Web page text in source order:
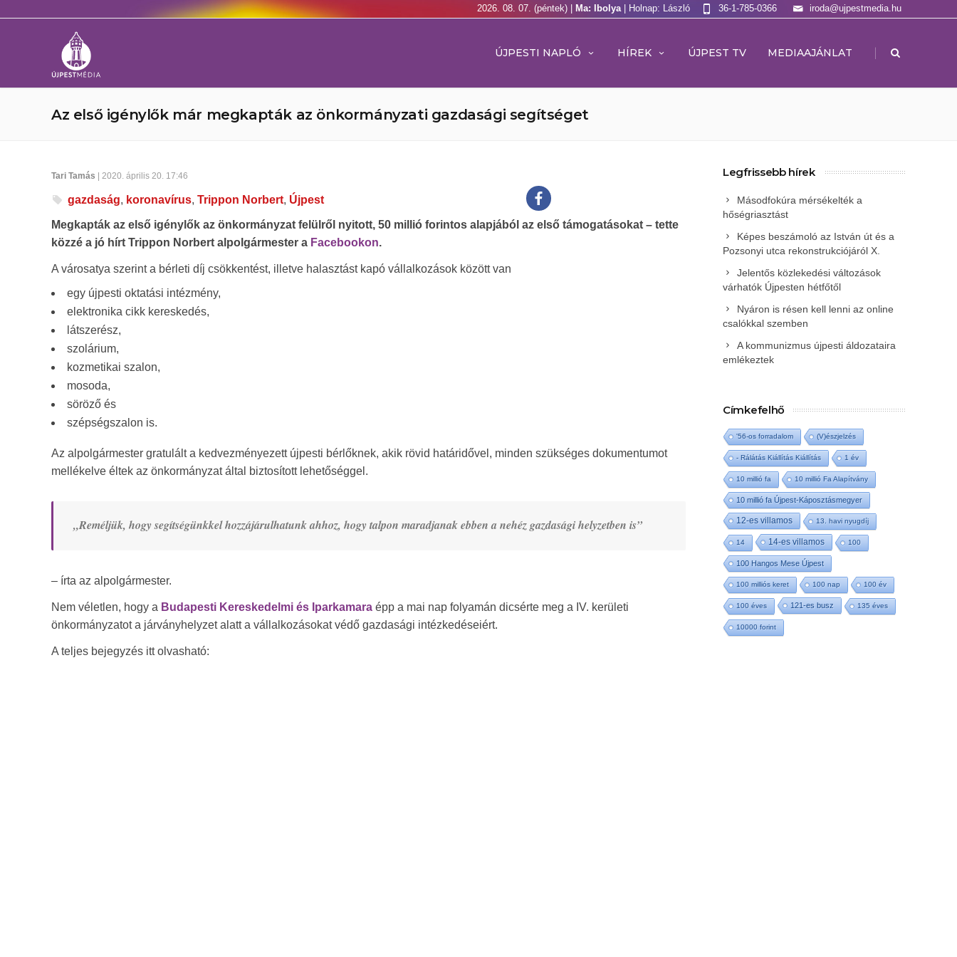
2026. 08. 07. (péntek) | Ma: Ibolya | Holnap: László iroda@ujpestmedia.hu
36-1-785-0366
ÚJPESTI NAPLÓ HÍREK ÚJPEST TV MEDIAAJÁNLAT |
Az első igénylők már megkapták az önkormányzati gazdasági segítséget
Tari Tamás | 2020. április 20. 17:46
gazdaság, koronavírus, Trippon Norbert, Újpest
Megkapták az első igénylők az önkormányzat felülről nyitott, 50 millió forintos alapjából az első támogatásokat – tette
közzé a jó hírt Trippon Norbert alpolgármester a Facebookon.
A városatya szerint a bérleti díj csökkentést, illetve halasztást kapó vállalkozások között van
egy újpesti oktatási intézmény,
elektronika cikk kereskedés,
látszerész,
szolárium,
kozmetikai szalon,
mosoda,
söröző és
szépségszalon is.
Az alpolgármester gratulált a kedvezményezett újpesti bérlőknek, akik rövid határidővel, minden szükséges dokumentumot
mellékelve éltek az önkormányzat által biztosított lehetőséggel.
„Reméljük, hogy segítségünkkel hozzájárulhatunk ahhoz, hogy talpon maradjanak ebben a nehéz gazdasági helyzetben is”
– írta az alpolgármester.
Nem véletlen, hogy a Budapesti Kereskedelmi és Iparkamara épp a mai nap folyamán dicsérte meg a IV. kerületi
önkormányzatot a járványhelyzet alatt a vállalkozásokat védő gazdasági intézkedéseiért.
A teljes bejegyzés itt olvasható:
Legfrissebb hírek
Másodfokúra mérsékelték a
hőségriasztást
Képes beszámoló az István út és a
Pozsonyi utca rekonstrukciójáról X.
Jelentős közlekedési változások
várhatók Újpesten hétfőtől
Nyáron is résen kell lenni az online
csalókkal szemben
A kommunizmus újpesti áldozataira
emlékeztek
Címkefelhő
'56-os forradalom (V)észjelzés
- Rálátás Kiállítás Kiállítás 1 év
10 millió fa 10 millió Fa Alapítvány
10 millió fa Újpest-Káposztásmegyer
12-es villamos 13. havi nyugdíj
14 14-es villamos 100
100 Hangos Mese Újpest
100 milliós keret 100 nap 100 év
100 éves 121-es busz 135 éves
10000 forint